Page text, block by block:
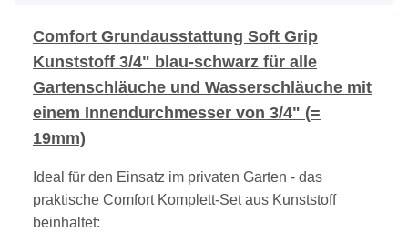
Comfort Grundausstattung Soft Grip
Kunststoff 3/4" blau-schwarz für alle
Gartenschläuche und Wasserschläuche mit
einem Innendurchmesser von 3/4" (=
19mm)
Ideal für den Einsatz im privaten Garten - das
praktische Comfort Komplett-Set aus Kunststoff
beinhaltet: